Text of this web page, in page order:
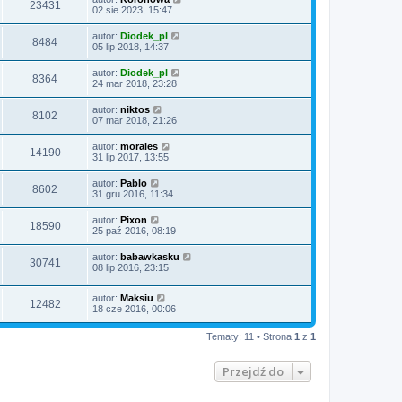
23431
02 sie 2023, 15:47
8484 autor: Diodek_pl
05 lip 2018, 14:37
8364 autor: Diodek_pl
24 mar 2018, 23:28
8102 autor: niktos
07 mar 2018, 21:26
14190 autor: morales
31 lip 2017, 13:55
8602 autor: Pablo
31 gru 2016, 11:34
18590 autor: Pixon
25 paź 2016, 08:19
30741 autor: babawkasku
08 lip 2016, 23:15
12482 autor: Maksiu
18 cze 2016, 00:06
Tematy: 11 • Strona 1 z 1
Przejdź do